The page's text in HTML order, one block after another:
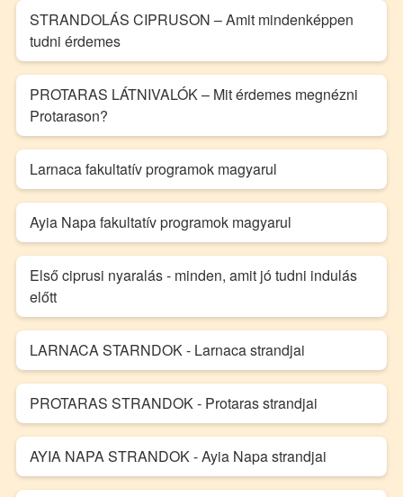
STRANDOLÁS CIPRUSON – Amit mindenképpen
tudni érdemes
PROTARAS LÁTNIVALÓK – Mit érdemes megnézni
Protarason?
Larnaca fakultatív programok magyarul
Ayia Napa fakultatív programok magyarul
Első ciprusi nyaralás - minden, amit jó tudni indulás
előtt
LARNACA STARNDOK - Larnaca strandjai
PROTARAS STRANDOK - Protaras strandjai
AYIA NAPA STRANDOK - Ayia Napa strandjai